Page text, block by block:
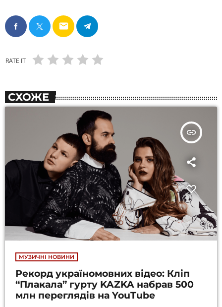
email
RATE IT
СХОЖЕ
insert_link
МУЗИЧНІ НОВИНИ
Рекорд україномовних відео: Кліп
“Плакала” гурту KAZKA набрав 500
млн переглядів на YouTube